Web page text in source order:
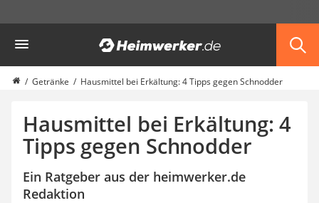
Haushalt & Freizeit
Diascanner
Walkie-Talkie Kinder
Gusseisen Bräter
Induktionskochfeld
Tischgeschirrspüler
Elektronische Dartscheibe
Wildkamera
Getränke Hausmittel bei Erkältung: 4 Tipps gegen Schnodder
Hausmittel bei Erkältung: 4
Tipps gegen Schnodder
Ein Ratgeber aus der heimwerker.de
Redaktion